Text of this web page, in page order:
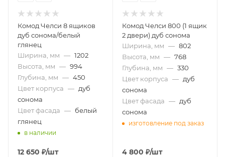
Комод Челси 8 ящиков
дуб сонома/белый
глянец
Ширина, мм — 1202
Высота, мм — 994
Глубина, мм — 450
Цвет корпуса — дуб
сонома
Цвет фасада — белый
глянец
в наличии
12 650 ₽/шт
Комод Челси 800 (1 ящик
2 двери) дуб сонома
Ширина, мм — 802
Высота, мм — 768
Глубина, мм — 330
Цвет корпуса — дуб
сонома
Цвет фасада — дуб
сонома
изготовление под заказ
4 800 ₽/шт